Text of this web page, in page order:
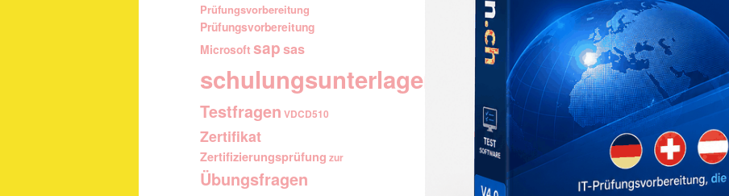
Prüfungsvorbereitung
Prüfungsvorbereitung
Microsoft sapsas
schulungsunterlagen
Testfragen VDCD510
Zertifikat
Zertifizierungsprüfung zur
Übungsfragen